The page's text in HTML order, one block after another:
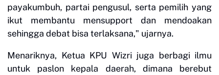
payakumbuh, partai pengusul, serta pemilih yang
ikut membantu mensupport dan mendoakan
sehingga debat bisa terlaksana," ujarnya.
Menariknya, Ketua KPU Wizri juga berbagi ilmu
untuk paslon kepala daerah, dimana berebut